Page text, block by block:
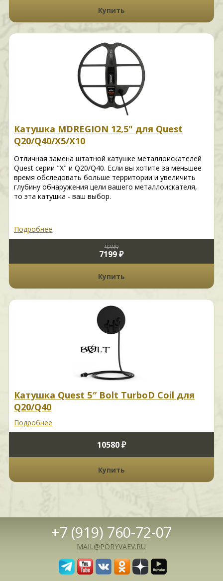
Купить
Катушка MDREGION 12,5" для Quest
Q20/Q40/X5/X10
Отличная замена штатной катушке металлоискателей
Quest серии "X" и Q20/Q40. Если вы хотите за меньшее
время обследовать больше территории и увеличить
глубину обнаружения цели вашего металлоискателя,
то эта катушка - ваш выбор.
Подробнее
9299
7199 ₽
Купить
Катушка Quest 5″ Bolt TurboD Coil для
Q20/Q40
Подробнее
10580 ₽
Купить
+7 (919) 760-72-07
MAIL@PORYVAEV.RU